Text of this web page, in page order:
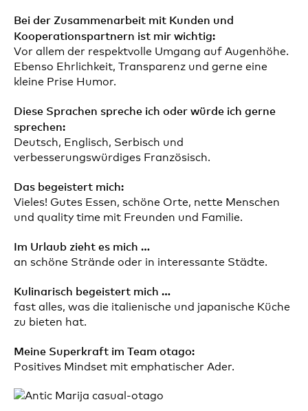
Bei der Zusammenarbeit mit Kunden und
Kooperationspartnern ist mir wichtig:
Vor allem der respektvolle Umgang auf Augenhöhe.
Ebenso Ehrlichkeit, Transparenz und gerne eine
kleine Prise Humor.
Diese Sprachen spreche ich oder würde ich gerne
sprechen:
Deutsch, Englisch, Serbisch und
verbesserungswürdiges Französisch.
Das begeistert mich:
Vieles! Gutes Essen, schöne Orte, nette Menschen
und quality time mit Freunden und Familie.
Im Urlaub zieht es mich …
an schöne Strände oder in interessante Städte.
Kulinarisch begeistert mich …
fast alles, was die italienische und japanische Küche
zu bieten hat.
Meine Superkraft im Team otago:
Positives Mindset mit emphatischer Ader.